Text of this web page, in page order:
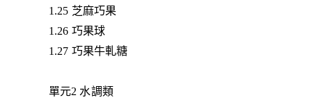
1.25 芝麻巧果
1.26 巧果球
1.27 巧果牛軋糖
單元2 水調類